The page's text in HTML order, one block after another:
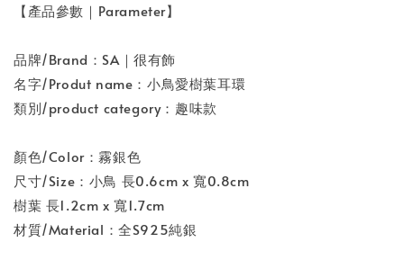
【產品參數｜Parameter】
品牌/Brand：SA｜很有飾
名字/Produt name：小鳥愛樹葉耳環
類別/product category：趣味款
顏色/Color：霧銀色
尺寸/Size：小鳥 長0.6cm x 寬0.8cm
樹葉 長1.2cm x 寬1.7cm
材質/Material：全S925純銀